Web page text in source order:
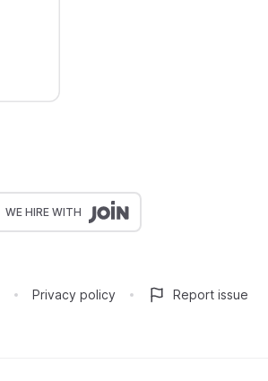
WE HIRE WITH
Privacy policy Report issue